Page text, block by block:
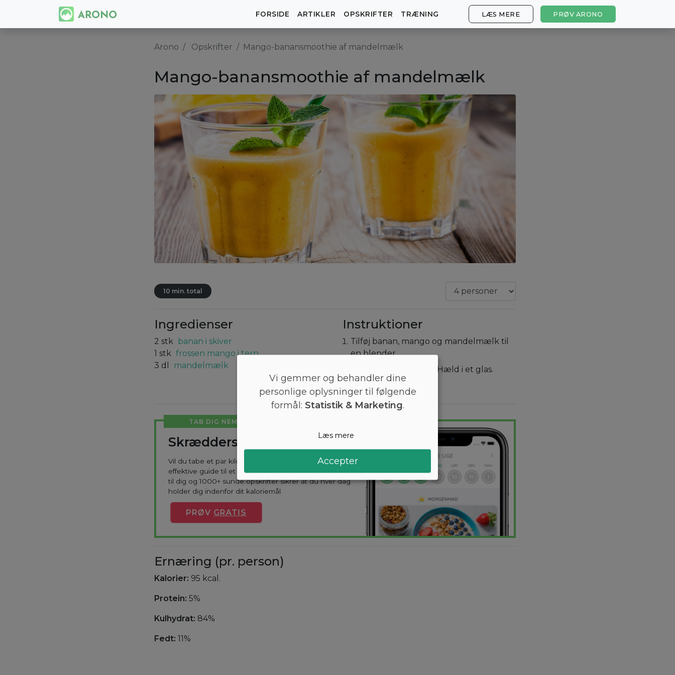
FORSIDE ARTIKLER OPSKRIFTER TRÆNING LÆS MERE PRØV ARONO
Arono Opskrifter Mango-banansmoothie af mandelmælk
Mango-banansmoothie af mandelmælk
10 min. total
Ingredienser
2 stk
banan i skiver
1 stk frossen mango i tern
3 dl mandelmælk
Instruktioner
Tilføj banan, mango og mandelmælk til
en blender.
Blend indtil ensartet. Hæld i et glas.
Værsgo!
TAB DIG NEMT
Skræddersyet kostplan
Vil du tabe et par kilo? Med Arono får du den mest
effektive guide til et vægttab. En kostplan skræddersyes
til dig og 1000+ sunde opskrifter sikrer at du hver dag
holder dig indenfor dit kaloriemål.
PRØV GRATIS
Ernæring (pr. person)
Kalorier: 95 kcal.
Protein: 5%
Kulhydrat: 84%
Fedt: 11%
Vi gemmer og behandler dine
personlige oplysninger til følgende
formål: Statistik & Marketing.
Læs mere
Accepter